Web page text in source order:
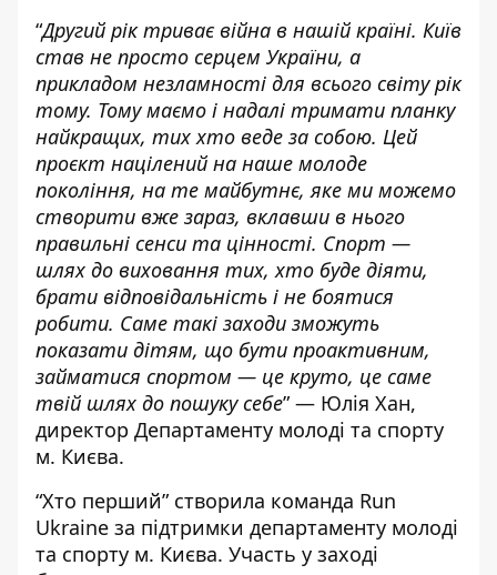
“Другий рік триває війна в нашій країні. Київ
став не просто серцем України, а
прикладом незламності для всього світу рік
тому. Тому маємо і надалі тримати планку
найкращих, тих хто веде за собою. Цей
проєкт націлений на наше молоде
покоління, на те майбутнє, яке ми можемо
створити вже зараз, вклавши в нього
правильні сенси та цінності. Спорт —
шлях до виховання тих, хто буде діяти,
брати відповідальність і не боятися
робити. Саме такі заходи зможуть
показати дітям, що бути проактивним,
займатися спортом — це круто, це саме
твій шлях до пошуку себе” — Юлія Хан,
директор Департаменту молоді та спорту
м. Києва.
“Хто перший” створила команда Run
Ukraine за підтримки департаменту молоді
та спорту м. Києва. Участь у заході